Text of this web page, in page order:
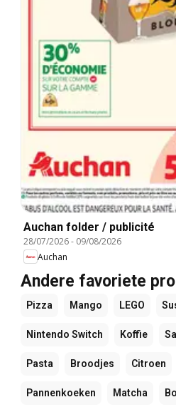
Auchan folder / publicité
28/07/2026- 09/08/2026
Auchan
Andere favoriete
Pizza Mango LEGO
Nintendo Switch Koffie
Pasta Broodjes Citroen
Pannenkoeken Matcha